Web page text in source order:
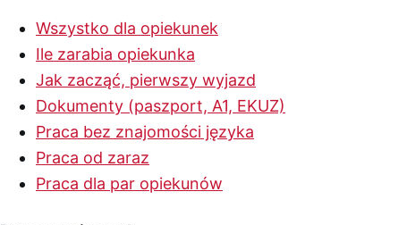
Wszystko dla opiekunek
Ile zarabia opiekunka
Jak zacząć, pierwszy wyjazd
Dokumenty (paszport, A1, EKUZ)
Praca bez znajomości języka
Praca od zaraz
Praca dla par opiekunów